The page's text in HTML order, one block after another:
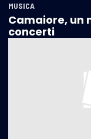
MUSICA
Camaiore, un
concerti